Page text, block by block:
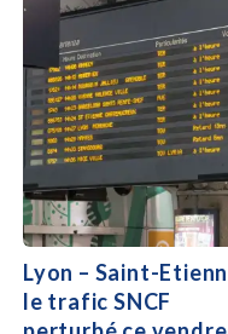
Lyon – Saint-
le trafic SNCF